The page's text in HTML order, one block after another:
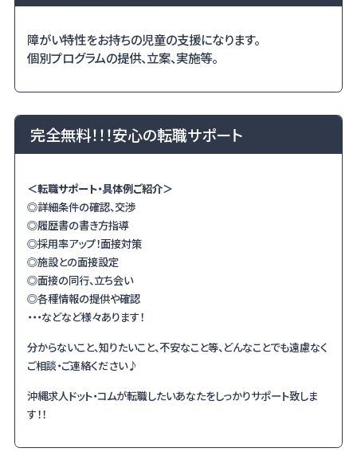
障がい特性をお持ちの児童の支援になります。
個別プログラムの提供、立案、実施等。
完全無料！！！安心の転職サポート
＜転職サポート・具体例ご紹介＞
◎詳細条件の確認、交渉
◎履歴書の書き方指導
◎採用率アップ！面接対策
◎施設との面接設定
◎面接の同行、立ち会い
◎各種情報の提供や確認
・・・などなど様々あります！
分からないこと、知りたいこと、不安なこと等、どんなことでも遠慮なく
ご相談・ご連絡ください♪
沖縄求人ドット・コムが転職したいあなたをしっかりサポート致しま
す！！